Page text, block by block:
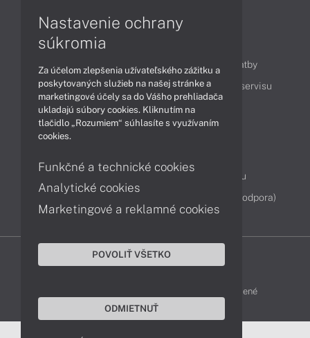
Ako nakupovať
Možnosti doručenia a platby
Podpora a servis
Servisné služby Cenník servisu
Kontakty
Reklamácia tovaru
Diagnostiky online
TeamViewer (vzdialená podpora)
DELL-SHOP © 2011 - 2026 Všetky práva vyhradené
Nastavenie ochrany
súkromia
Za účelom zlepšenia užívateľského zážitku a
poskytovaných služieb na našej stránke a
marketingové účely sa do Vášho prehliadača
ukladajú súbory cookies. Kliknutím na
tlačidlo „Rozumiem“ súhlasíte s využívaním
cookies.
Funkčné a technické cookies
Analytické cookies
Marketingové a reklamné cookies
POVOLIŤ VŠETKO
ODMIETNUŤ